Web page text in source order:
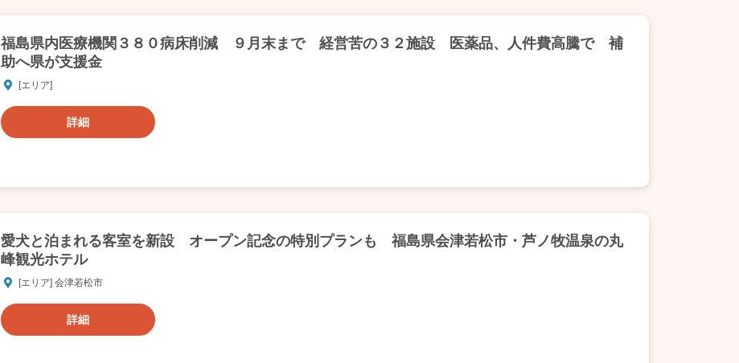
福島県内医療機関３８０病床削減 ９月末まで 経営苦の３２施設 医薬品、人件費高騰で 補
助へ県が支援金
[エリア]
詳細
愛犬と泊まれる客室を新設 オープン記念の特別プランも 福島県会津若松市・芦ノ牧温泉の丸
峰観光ホテル
[エリア] 会津若松市
詳細